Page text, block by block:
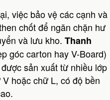
việc bảo vệ các cạnh và
chốt để ngăn chặn hư
và lưu kho. Thanh
góc carton hay V-Board)
sản xuất từ nhiều lớp
hoặc chữ L, có độ bền